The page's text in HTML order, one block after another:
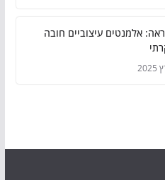
אלמנטים עיצוביים חובה